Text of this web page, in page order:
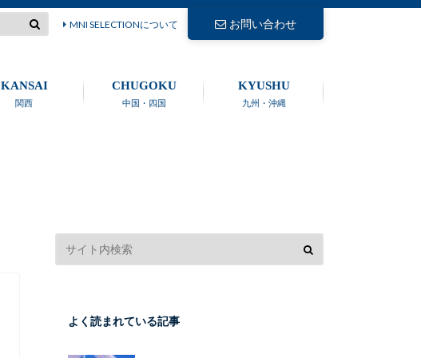
お問い合わせ
MNI SELECTIONについて
関西
KANSAI
中国・四国
CHUGOKU
九州・沖縄
KYUSHU
よく読まれている記事